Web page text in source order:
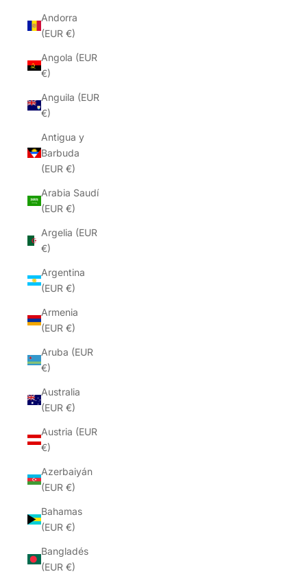
Andorra
(EUR €)
Angola (EUR
€)
Anguila (EUR
€)
Antigua y
Barbuda
(EUR €)
Arabia Saudí
(EUR €)
Argelia (EUR
€)
Argentina
(EUR €)
Armenia
(EUR €)
Aruba (EUR
€)
Australia
(EUR €)
Austria (EUR
€)
Azerbaiyán
(EUR €)
Bahamas
(EUR €)
Bangladés
(EUR €)